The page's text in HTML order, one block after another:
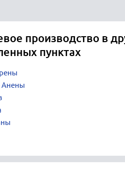
производство в
пунктах
Анены